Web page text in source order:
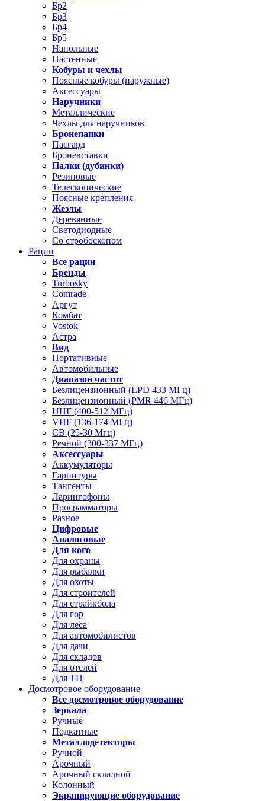
Бр2
Бр3
Бр4
Бр5
Напольные
Настенные
Кобуры и чехлы
Поясные кобуры (наружные)
Аксессуары
Наручники
Металлические
Чехлы для наручников
Бронепапки
Пасгард
Броневставки
Палки (дубинки)
Резиновые
Телескопические
Поясные крепления
Жезлы
Деревянные
Светодиодные
Со стробоскопом
Рации
Все рации
Бренды
Turbosky
Comrade
Аргут
Комбат
Vostok
Астра
Вид
Портативные
Автомобильные
Диапазон частот
Безлицензионный (LPD 433 МГц)
Безлицензионный (PMR 446 МГц)
UHF (400-512 МГц)
VHF (136-174 МГц)
CB (25-30 Мгц)
Речной (300-337 МГц)
Аксессуары
Аккумуляторы
Гарнитуры
Тангенты
Ларингофоны
Программаторы
Разное
Цифровые
Аналоговые
Для кого
Для охраны
Для рыбалки
Для охоты
Для строителей
Для страйкбола
Для гор
Для леса
Для автомобилистов
Для дачи
Для складов
Для отелей
Для ТЦ
Досмотровое оборудование
Все досмотровое оборудование
Зеркала
Ручные
Подкатные
Металлодетекторы
Ручной
Арочный
Арочный складной
Колонный
Экранирующие оборудование